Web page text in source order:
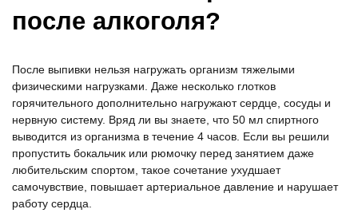
после алкоголя?
После выпивки нельзя нагружать организм тяжелыми
физическими нагрузками. Даже несколько глотков
горячительного дополнительно нагружают сердце, сосуды и
нервную систему. Вряд ли вы знаете, что 50 мл спиртного
выводится из организма в течение 4 часов. Если вы решили
пропустить бокальчик или рюмочку перед занятием даже
любительским спортом, такое сочетание ухудшает
самочувствие, повышает артериальное давление и нарушает
работу сердца.